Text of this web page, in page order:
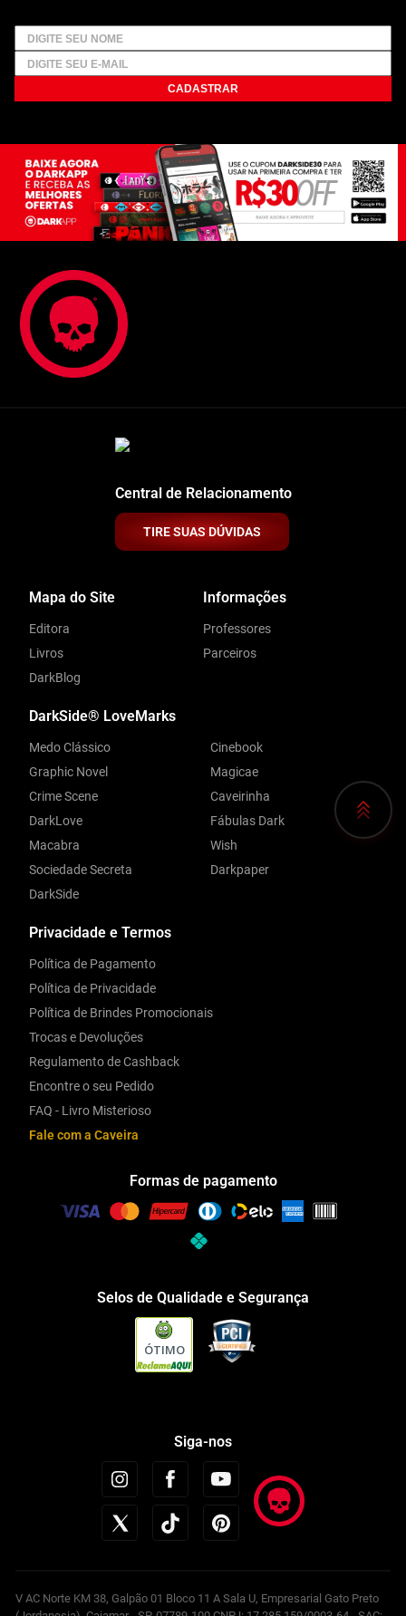
CADASTRAR
Central de Relacionamento
TIRE SUAS DÚVIDAS
Privacidade e Termos
Política de Pagamento
Política de Privacidade
Política de Brindes Promocionais
Trocas e Devoluções
Regulamento de Cashback
Encontre o seu Pedido
FAQ - Livro Misterioso
Fale com a Caveira
Mapa do Site
Editora
Livros
DarkBlog
Informações
Professores
Parceiros
DarkSide® LoveMarks
Medo Clássico
Graphic Novel
Crime Scene
DarkLove
Macabra
Sociedade Secreta
DarkSide
Cinebook
Magicae
Caveirinha
Fábulas Dark
Wish
Darkpaper
Formas de pagamento
Selos de Qualidade e Segurança
ÓTIMO
Siga-nos
V AC Norte KM 38, Galpão 01 Bloco 11 A Sala U, Empresarial Gato Preto